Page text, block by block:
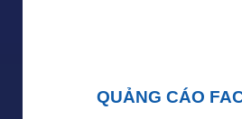
QUẢNG CÁO